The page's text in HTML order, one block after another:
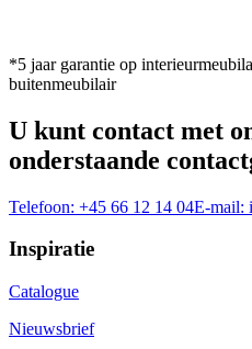
*5 jaar garantie op
buitenmeubilair
U kunt contact met
onderstaande
Telefoon: +45 66 12 14 04E-mail:
Inspiratie
Catalogue
Nieuwsbrief